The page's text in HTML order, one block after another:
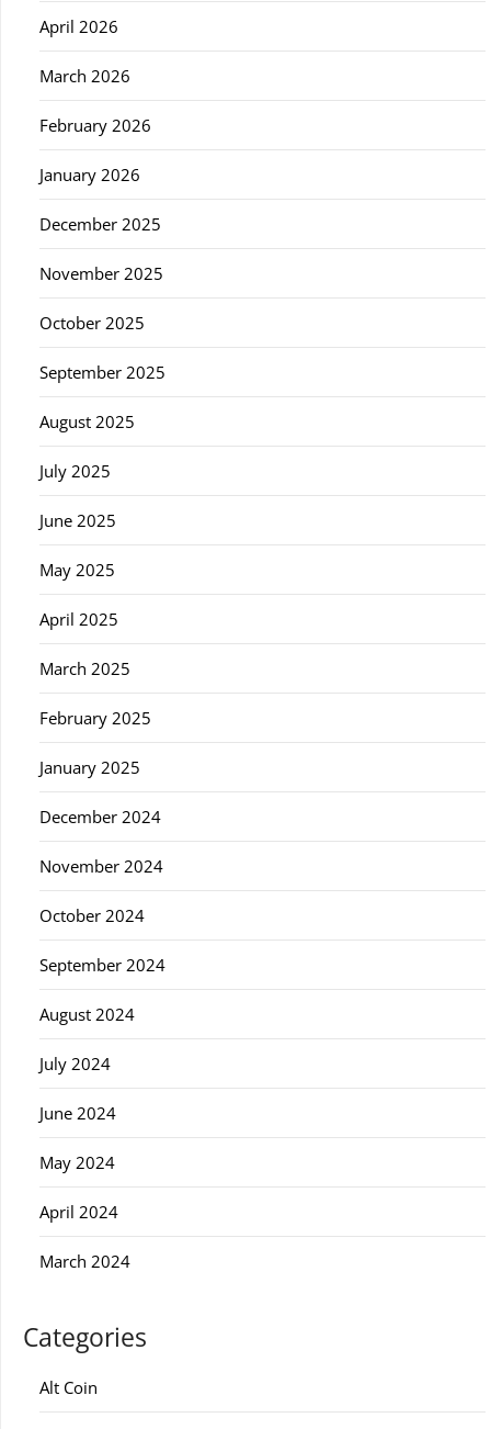
April 2026
March 2026
February 2026
January 2026
December 2025
November 2025
October 2025
September 2025
August 2025
July 2025
June 2025
May 2025
April 2025
March 2025
February 2025
January 2025
December 2024
November 2024
October 2024
September 2024
August 2024
July 2024
June 2024
May 2024
April 2024
March 2024
Categories
Alt Coin